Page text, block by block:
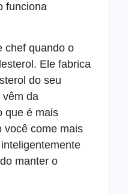
funciona
chef quando o
Ele fabrica
do seu
da
que é mais
você come mais
manter o